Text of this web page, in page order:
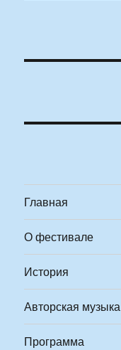
Главная
О фестивале
История
Авторская музыка
Программа